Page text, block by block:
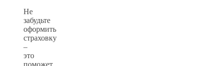
Не
забудьте
оформить
страховку
–
это